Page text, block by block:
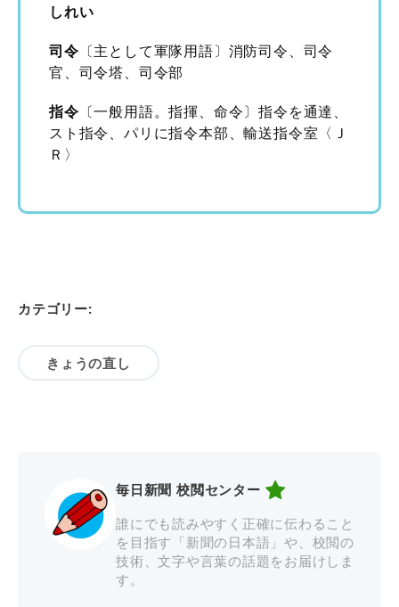
しれい
司令 〔主として軍隊用語〕消防司令、司令
官、司令塔、司令部
指令 〔一般用語。指揮、命令〕指令を通達、
スト指令、パリに指令本部、輸送指令室〈Ｊ
Ｒ〉
カテゴリー:
きょうの直し
毎日新聞 校閲センター
誰にでも読みやすく正確に伝わること
を目指す「新聞の日本語」や、校閲の
技術、文字や言葉の話題をお届けしま
す。